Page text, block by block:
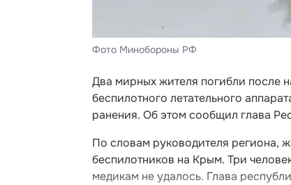
Фото Минобороны РФ
Два мирных жителя погибли после
беспилотного летательного
ранения. Об этом сообщил глава
По словам руководителя региона,
беспилотников на Крым. Три
медикам не удалось. Глава